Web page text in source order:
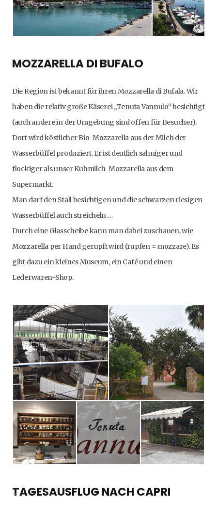
MOZZARELLA DI BUFALO
Die Region ist bekannt für ihren Mozzarella di Bufala. Wir
haben die relativ große Käserei „Tenuta Vannulo“ besichtigt
(auch andere in der Umgebung sind offen für Besucher).
Dort wird köstlicher Bio-Mozzarella aus der Milch der
Wasserbüffel produziert. Er ist deutlich sahniger und
flockiger als unser Kuhmilch-Mozzarella aus dem
Supermarkt.
Man darf den Stall besichtigen und die schwarzen riesigen
Wasserbüffel auch streicheln …
Durch eine Glasscheibe kann man dabei zuschauen, wie
Mozzarella per Hand gerupft wird (rupfen = mozzare). Es
gibt dazu ein kleines Museum, ein Café und einen
Lederwaren-Shop.
TAGESAUSFLUG NACH CAPRI